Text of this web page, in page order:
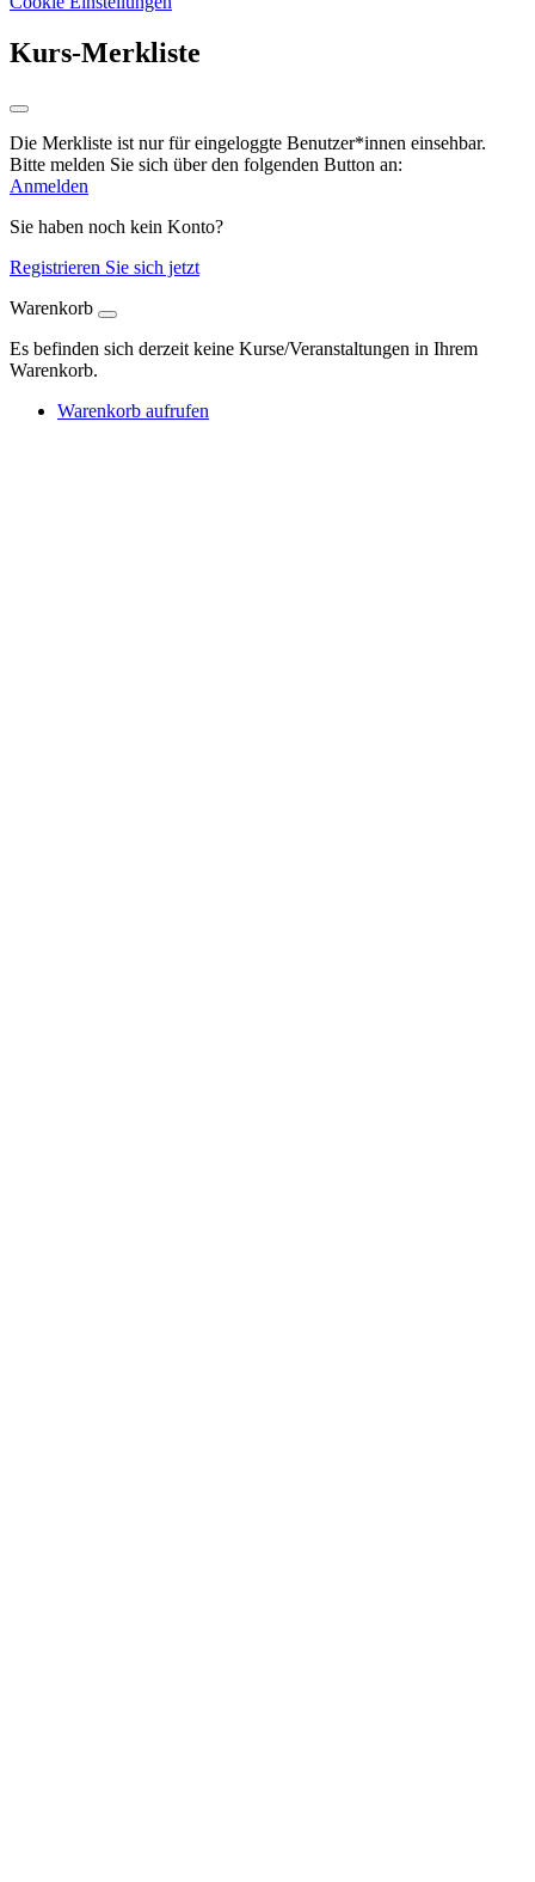
Kurs-Merkliste
Die Merkliste ist nur für eingeloggte Benutzer*innen einsehbar.
Bitte melden Sie sich über den folgenden Button an:
Anmelden
Sie haben noch kein Konto?
Registrieren Sie sich jetzt
Warenkorb
Es befinden sich derzeit keine Kurse/Veranstaltungen in Ihrem
Warenkorb.
Warenkorb aufrufen